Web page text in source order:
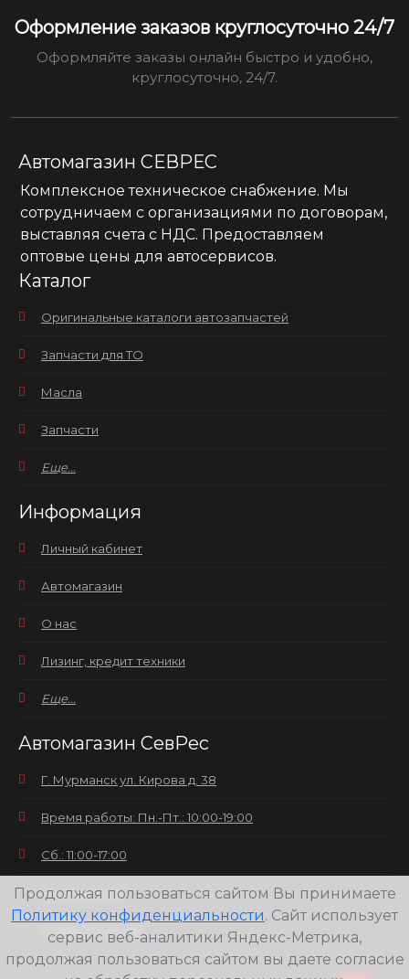
Оформление заказов круглосуточно 24/7
Оформляйте заказы онлайн быстро и удобно,
круглосуточно, 24/7.
Автомагазин СЕВРЕС
Комплексное техническое снабжение. Мы
сотрудничаем с организациями по договорам,
выставляя счета с НДС. Предоставляем
оптовые цены для автосервисов.
Каталог
Оригинальные каталоги автозапчастей
Запчасти для ТО
Масла
Запчасти
Еще...
Информация
Личный кабинет
Автомагазин
О нас
Лизинг, кредит техники
Еще...
Автомагазин СевРес
Г. Мурманск ул. Кирова д. 38
Время работы: Пн.-Пт.: 10:00-19:00
Сб.: 11:00-17:00
Вс.: выходной
+7(8152) 25-30-58
Продолжая пользоваться сайтом Вы принимаете
Политику конфиденциальности. Сайт использует
сервис веб-аналитики Яндекс-Метрика,
продолжая пользоваться сайтом вы даете согласие